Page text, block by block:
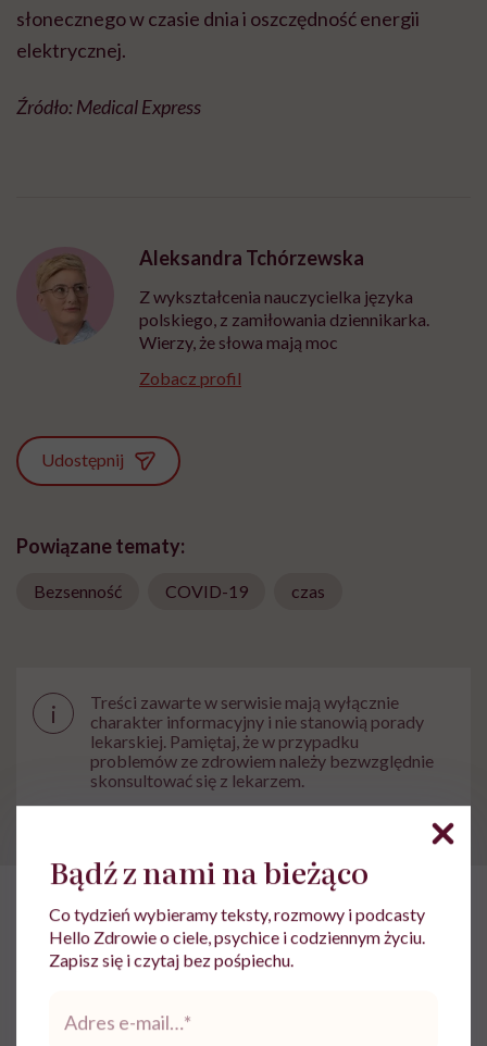
słonecznego w czasie dnia i oszczędność energii
elektrycznej.
Źródło: Medical Express
Aleksandra Tchórzewska
Z wykształcenia nauczycielka języka
polskiego, z zamiłowania dziennikarka.
Wierzy, że słowa mają moc
Zobacz profil
Udostępnij
Powiązane tematy:
Bezsenność COVID-19 czas
i
Treści zawarte w serwisie mają wyłącznie
charakter informacyjny i nie stanowią porady
lekarskiej. Pamiętaj, że w przypadku
problemów ze zdrowiem należy bezwzględnie
skonsultować się z lekarzem.
HelloZdrowie › Zdrowie › W pułapce perfekcyjnego
W pułapce perfekcyjnego
odpoczynku. Dr Merijn van der
Bądź z nami na bieżąco
Co tydzień wybieramy teksty, rozmowy i podcasty
Hello Zdrowie o ciele, psychice i codziennym życiu.
Zapisz się i czytaj bez pośpiechu.
*